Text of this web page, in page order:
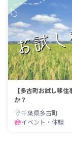
【多古町お試し移
か？
千葉県多古町
イベント・体験